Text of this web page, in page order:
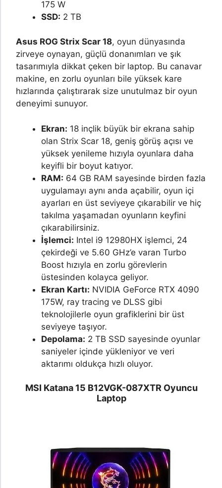
175 W
SSD: 2 TB
Asus ROG Strix Scar 18, oyun dünyasında
zirveye oynayan, güçlü donanımları ve şık
tasarımıyla dikkat çeken bir laptop. Bu canavar
makine, en zorlu oyunları bile yüksek kare
hızlarında çalıştırarak size unutulmaz bir oyun
deneyimi sunuyor.
Ekran: 18 inçlik büyük bir ekrana sahip
olan Strix Scar 18, geniş görüş açısı ve
yüksek yenileme hızıyla oyunlara daha
keyifli bir boyut katıyor.
RAM: 64 GB RAM sayesinde birden fazla
uygulamayı aynı anda açabilir, oyun içi
ayarları en üst seviyeye çıkarabilir ve hiç
takılma yaşamadan oyunların keyfini
çıkarabilirsiniz.
İşlemci: Intel i9 12980HX işlemci, 24
çekirdeği ve 5.60 GHz’e varan Turbo
Boost hızıyla en zorlu görevlerin
üstesinden kolayca geliyor.
Ekran Kartı: NVIDIA GeForce RTX 4090
175W, ray tracing ve DLSS gibi
teknolojilerle oyun grafiklerini bir üst
seviyeye taşıyor.
Depolama: 2 TB SSD sayesinde oyunlar
saniyeler içinde yükleniyor ve veri
aktarımı oldukça hızlı oluyor.
MSI Katana 15 B12VGK-087XTR Oyuncu
Laptop